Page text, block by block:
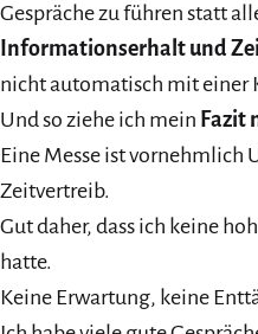
Gespräche zu führen statt
Informationserhalt und
nicht automatisch mit einer
Und so ziehe ich mein Fazit
Eine Messe ist vornehmlich
Zeitvertreib.
Gut daher, dass ich keine
hatte.
Keine Erwartung, keine